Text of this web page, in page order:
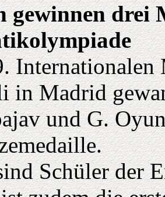
gewinnen drei
in Madrid
und G.
Schüler der